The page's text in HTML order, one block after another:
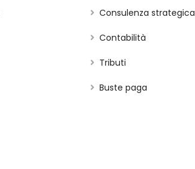
Consulenza strategica
Contabilità
Tributi
Buste paga